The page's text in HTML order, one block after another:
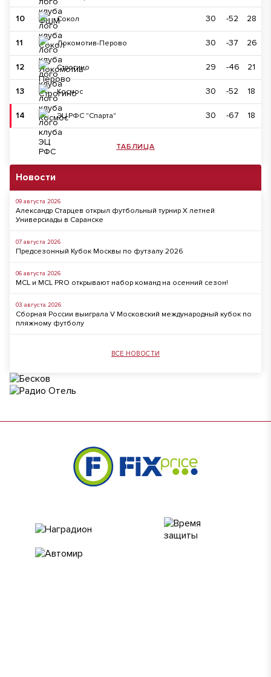
10 Сокол 30 -52 28
11 Локомотив-Перово 30 -37 26
12 Строгино 29 -46 21
13 Космос 30 -52 18
14 ЭЦ РФС "Спарта" 30 -67 18
ТАБЛИЦА
Новости
09 августа 2026
Александр Старцев открыл футбольный турнир X летней
Универсиады в Саранске
07 августа 2026
Предсезонный Кубок Москвы по футзалу 2026
06 августа 2026
MCL и MCL PRO открывают набор команд на осенний сезон!
03 августа 2026
Сборная России выиграла V Московский международный кубок по
пляжному футболу
ВСЕ НОВОСТИ